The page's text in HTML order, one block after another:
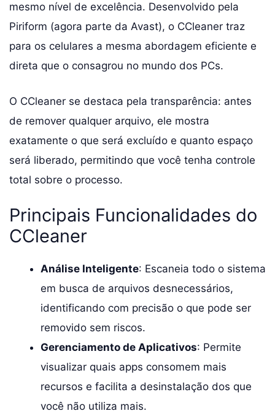
mesmo nível de excelência. Desenvolvido pela
Piriform (agora parte da Avast), o CCleaner traz
para os celulares a mesma abordagem eficiente e
direta que o consagrou no mundo dos PCs.
O CCleaner se destaca pela transparência: antes
de remover qualquer arquivo, ele mostra
exatamente o que será excluído e quanto espaço
será liberado, permitindo que você tenha controle
total sobre o processo.
Principais Funcionalidades do
CCleaner
Análise Inteligente: Escaneia todo o sistema
em busca de arquivos desnecessários,
identificando com precisão o que pode ser
removido sem riscos.
Gerenciamento de Aplicativos: Permite
visualizar quais apps consomem mais
recursos e facilita a desinstalação dos que
você não utiliza mais.